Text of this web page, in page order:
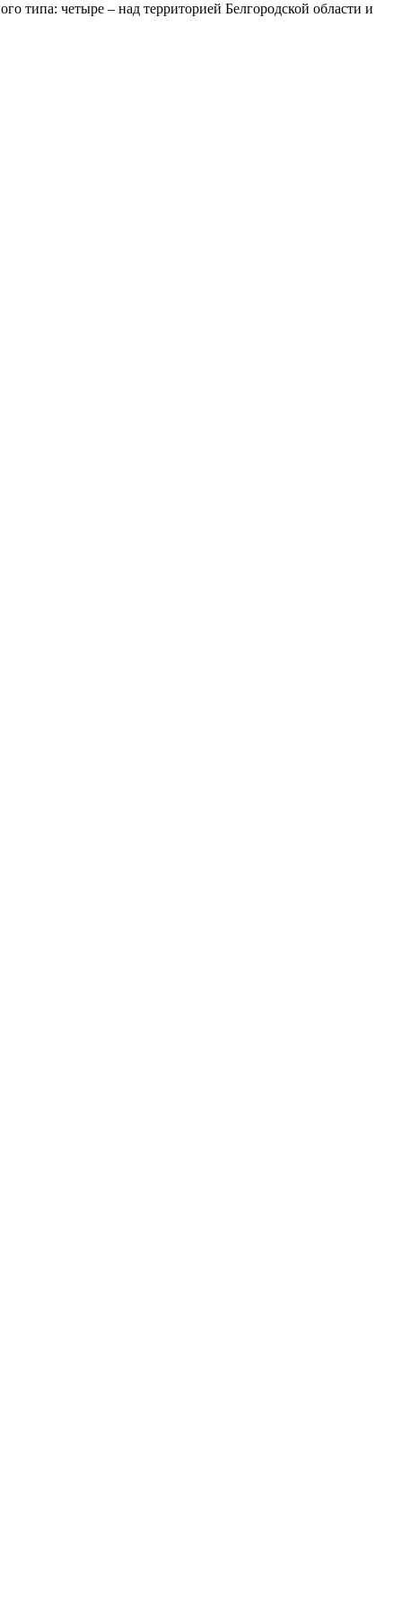
типа: четыре – над территорией Белгородской области и